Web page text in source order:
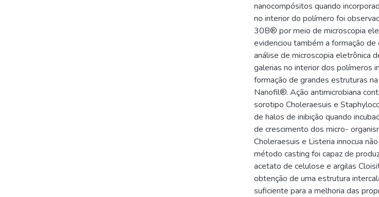
nanocompósitos quando
no interior do polímero foi
30B® por meio de microscopia
evidenciou também a formação
análise de microscopia eletrônica
galerias no interior dos polímeros
formação de grandes estruturas
Nanofil®. Ação antimicrobiana
sorotipo Choleraesuis e
de halos de inibição quando
de crescimento dos micro-
Choleraesuis e Listeria innocua
método casting foi capaz de
acetato de celulose e argilas
obtenção de uma estrutura
suficiente para a melhoria das